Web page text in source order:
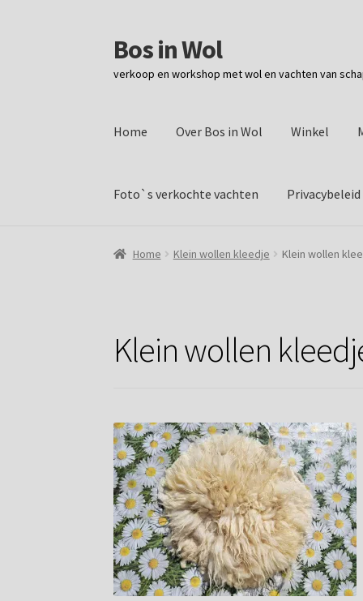
Ga
door
naar
Ga
naar
de
Bos in Wol
verkoop en workshop met wol en vachten van
Home Over Bos in Wol Winkel
Foto`s verkochte vachten Privacybeleid
Home Klein wollen kleedje Klein wollen
Klein wollen